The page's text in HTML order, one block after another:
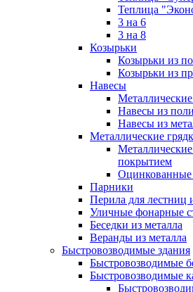
Теплица
3 на 6
3 на 8
Козырьки
Козырьки из
Козырьки из
Навесы
Навесы из
Навесы из
Металлические
покрытием
Оцинкованные
Парники
Перила для лестниц
Уличные фонарные
Беседки из металла
Веранды из металла
Быстровозводимые здания
Быстровозводимые
Быстровозводимые